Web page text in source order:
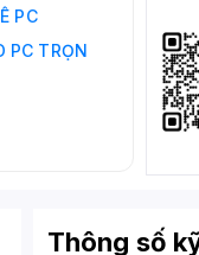
PC
PC TRỌN
Thông số